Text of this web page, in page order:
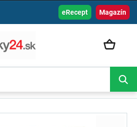
Magazín
eRecept